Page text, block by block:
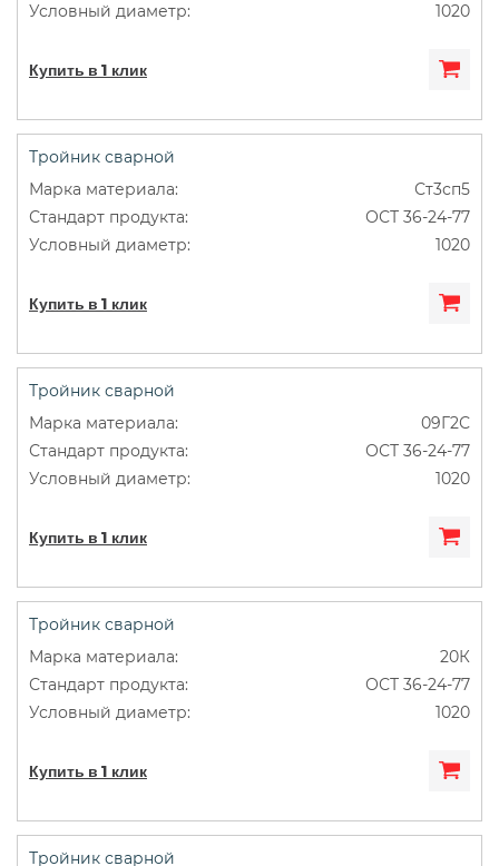
1020
Купить в 1 клик
Тройник сварной
Ст3сп5
ОСТ 36-24-77
1020
Купить в 1 клик
Тройник сварной
09Г2С
ОСТ 36-24-77
1020
Купить в 1 клик
Тройник сварной
20К
ОСТ 36-24-77
1020
Купить в 1 клик
Тройник сварной